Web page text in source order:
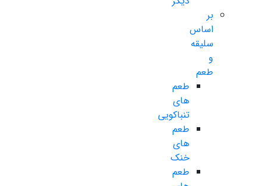
بر
اساس
سلیقه
و
طعم
طعم
های
تنباکویی
طعم
های
خنک
طعم